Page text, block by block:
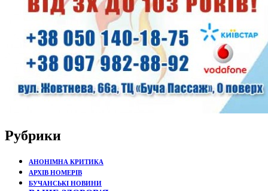
Рубрики
АНОНІМНА КРИТИКА
АРХІВ НОМЕРІВ
БУЧАНСЬКІ НОВИНИ